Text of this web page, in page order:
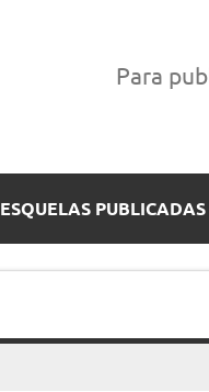
Para
ESQUELAS PUBLICADAS